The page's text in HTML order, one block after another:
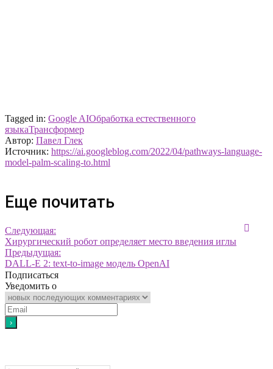
Tagged in: Google AIОбработка естественного
языкаТрансформер
Автор: Павел Глек
Источник: https://ai.googleblog.com/2022/04/pathways-language-
model-palm-scaling-to.html
Еще почитать
Следующая:
Хирургический робот определяет место введения иглы
Предыдущая:
DALL-E 2: text-to-image модель OpenAI
Подписаться
Уведомить о